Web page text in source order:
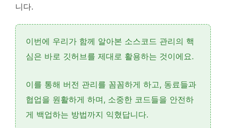
니다.
이번에 우리가 함께 알아본 소스코드 관리의 핵
심은 바로 깃허브를 제대로 활용하는 것이에요.
이를 통해 버전 관리를 꼼꼼하게 하고, 동료들과
협업을 원활하게 하며, 소중한 코드들을 안전하
게 백업하는 방법까지 익혔답니다.